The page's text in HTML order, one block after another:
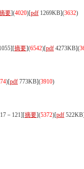
要](4020)[pdf 1269KB](3632)
摘要](6542)[pdf 4273KB](
)[pdf 773KB](3910)
－121][摘要](5372)[pdf